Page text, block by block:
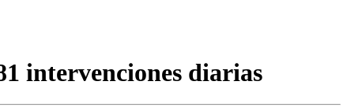
intervenciones diarias